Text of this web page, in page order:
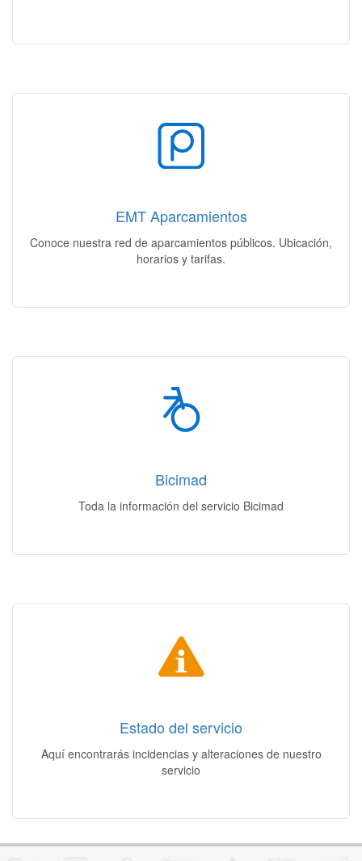
EMT Aparcamientos
Conoce nuestra red de aparcamientos públicos. Ubicación,
horarios y tarifas.
Nuestros Aparcamientos
Acceso
Bicimad
Toda la información del servicio Bicimad
Bicimad
Acceso
Estado del servicio
Aquí encontrarás incidencias y alteraciones de nuestro
servicio
Estado del servicio
Acceso